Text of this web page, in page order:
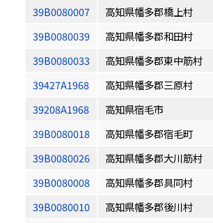
39B0080007
高知県幡多郡橋上村
39B0080039
高知県幡多郡和田村
39B0080033
高知県幡多郡東中筋村
39427A1968
高知県幡多郡三原村
39208A1968
高知県宿毛市
39B0080018
高知県幡多郡宿毛町
39B0080026
高知県幡多郡大川筋村
39B0080008
高知県幡多郡具同村
39B0080010
高知県幡多郡後川村